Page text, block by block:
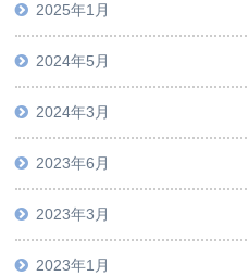
2025年1月
2024年5月
2024年3月
2023年6月
2023年3月
2023年1月